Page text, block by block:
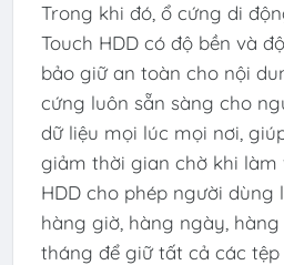
Trong khi đó, ổ cứng di
Touch HDD có độ bền và
bảo giữ an toàn cho nội
cứng luôn sẵn sàng cho
dữ liệu mọi lúc mọi nơi,
giảm thời gian chờ khi làm
HDD cho phép người dùng
hàng giờ, hàng ngày,
tháng để giữ tất cả các